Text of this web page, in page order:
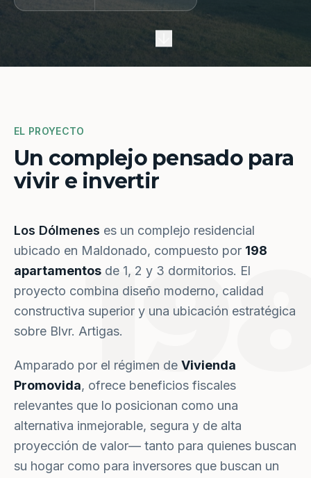
EL PROYECTO
Un complejo pensado para
vivir e invertir
Los Dólmenes es un complejo residencial
ubicado en Maldonado, compuesto por 198
apartamentos de 1, 2 y 3 dormitorios. El
proyecto combina diseño moderno, calidad
constructiva superior y una ubicación estratégica
sobre Blvr. Artigas.
Amparado por el régimen de Vivienda
Promovida, ofrece beneficios fiscales
relevantes que lo posicionan como una
alternativa inmejorable, segura y de alta
proyección de valor— tanto para quienes buscan
su hogar como para inversores que buscan un